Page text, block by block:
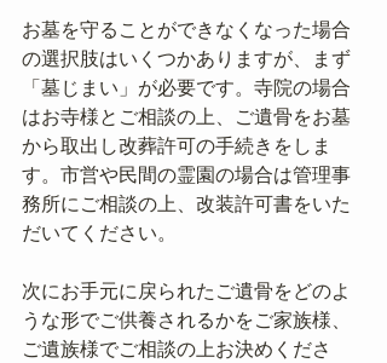
お墓を守ることができなくなった場合
の選択肢はいくつかありますが、まず
「墓じまい」が必要です。寺院の場合
はお寺様とご相談の上、ご遺骨をお墓
から取出し改葬許可の手続きをしま
す。市営や民間の霊園の場合は管理事
務所にご相談の上、改装許可書をいた
だいてください。
次にお手元に戻られたご遺骨をどのよ
うな形でご供養されるかをご家族様、
ご遺族様でご相談の上お決めくださ